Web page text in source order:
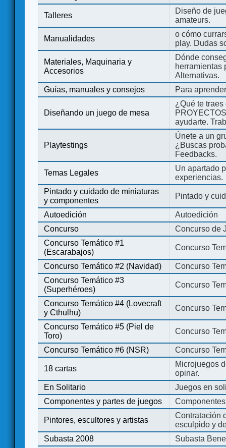
Talleres
Diseño de
amateurs.
Manualidades
o cómo
play. Dudas
Materiales, Maquinaria y
Accesorios
Dónde
herramientas
Alternativas.
Guías, manuales y consejos
Para
Diseñando un juego de mesa
¿Qué te
ayudarte.
Playtestings
Únete a un
¿Buscas
Feedbacks.
Temas Legales
Un apartado
experiencias.
Pintado y cuidado de miniaturas
y componentes
Pintado y
Autoedición
Autoedición
Concurso
Concurso de
Concurso Temático #1
(Escarabajos)
Concurso
Concurso Temático #2 (Navidad)
Concurso
Concurso Temático #3
(Superhéroes)
Concurso
Concurso Temático #4 (Lovecraft
y Cthulhu)
Concurso
Concurso Temático #5 (Piel de
Toro)
Concurso
Concurso Temático #6 (NSR) Concurso
18 cartas
Microjuegos
opinar.
En Solitario
Juegos en
Componentes y partes de juegos
Pintores, escultores y artistas
Contratación
esculpido y
Subasta 2008
Subasta